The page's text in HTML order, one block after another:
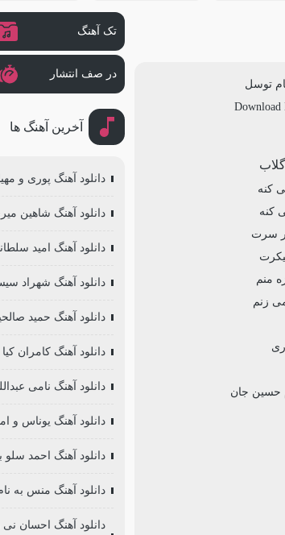
توسل
Download
کنه
کنه
سرت
منم
زنم
حسین جان
تک آهنگ
در صف انتشار
آخرین آهنگ ها
دانلود آهنگ پوری و
دانلود آهنگ شاهین
دانلود آهنگ امید
دانلود آهنگ شهراد
دانلود آهنگ حمید
دانلود آهنگ کامران کیا
دانلود آهنگ نامی
دانلود آهنگ یوناس و
دانلود آهنگ احمد
دانلود آهنگ منس به
دانلود آهنگ احسان نی